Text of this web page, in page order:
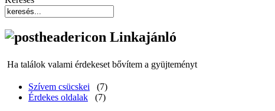
Linkajánló
Ha találok valami érdekeset bővítem a gyüjteményt
Szívem csücskei
(7)
Érdekes oldalak
(7)